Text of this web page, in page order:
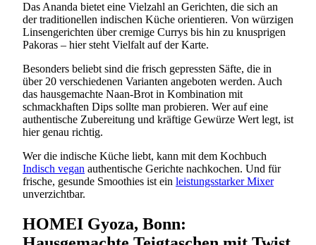
Das Ananda bietet eine Vielzahl an Gerichten, die sich an
der traditionellen indischen Küche orientieren. Von würzigen
Linsengerichten über cremige Currys bis hin zu knusprigen
Pakoras – hier steht Vielfalt auf der Karte.
Besonders beliebt sind die frisch gepressten Säfte, die in
über 20 verschiedenen Varianten angeboten werden. Auch
das hausgemachte Naan-Brot in Kombination mit
schmackhaften Dips sollte man probieren. Wer auf eine
authentische Zubereitung und kräftige Gewürze Wert legt, ist
hier genau richtig.
Wer die indische Küche liebt, kann mit dem Kochbuch
Indisch vegan authentische Gerichte nachkochen. Und für
frische, gesunde Smoothies ist ein leistungsstarker Mixer
unverzichtbar.
HOMEI Gyoza, Bonn: